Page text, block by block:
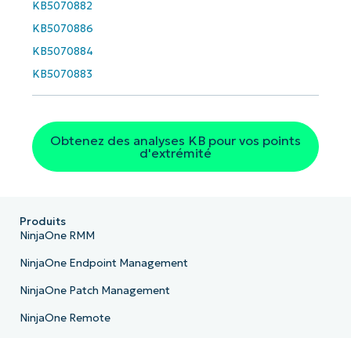
KB5070882
KB5070886
KB5070884
KB5070883
Obtenez des analyses KB pour vos points
d'extrémité
Phone
Produits
NinjaOne RMM
NinjaOne Endpoint Management
NinjaOne Patch Management
NinjaOne Remote